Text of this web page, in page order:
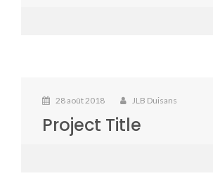
28 août 2018 JLB Duisans
Project Title